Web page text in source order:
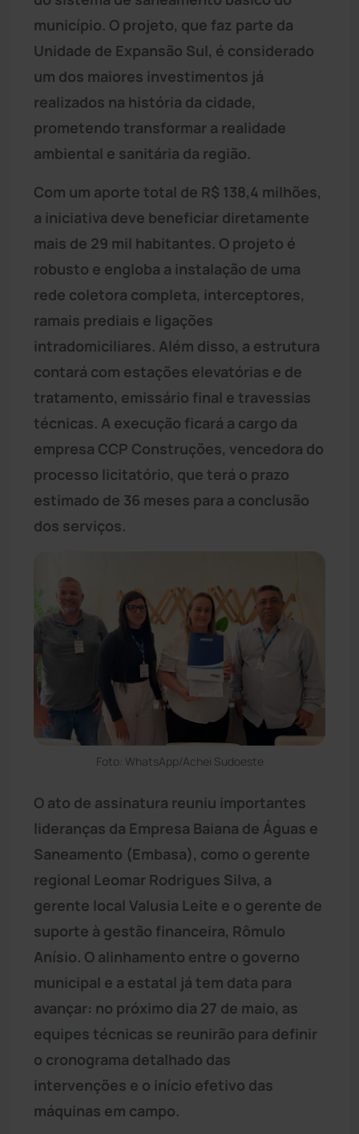
município. O projeto, que faz parte da
Unidade de Expansão Sul, é considerado
um dos maiores investimentos já
realizados na história da cidade,
prometendo transformar a realidade
ambiental e sanitária da região.
Com um aporte total de R$ 138,4 milhões,
a iniciativa deve beneficiar diretamente
mais de 29 mil habitantes. O projeto é
robusto e engloba a instalação de uma
rede coletora completa, interceptores,
ramais prediais e ligações
intradomiciliares. Além disso, a estrutura
contará com estações elevatórias e de
tratamento, emissário final e travessias
técnicas. A execução ficará a cargo da
empresa CCP Construções, vencedora do
processo licitatório, que terá o prazo
estimado de 36 meses para a conclusão
dos serviços.
Foto: WhatsApp/Achei Sudoeste
O ato de assinatura reuniu importantes
lideranças da Empresa Baiana de Águas e
Saneamento (Embasa), como o gerente
regional Leomar Rodrigues Silva, a
gerente local Valusia Leite e o gerente de
suporte à gestão financeira, Rômulo
Anísio. O alinhamento entre o governo
municipal e a estatal já tem data para
avançar: no próximo dia 27 de maio, as
equipes técnicas se reunirão para definir
o cronograma detalhado das
intervenções e o início efetivo das
máquinas em campo.